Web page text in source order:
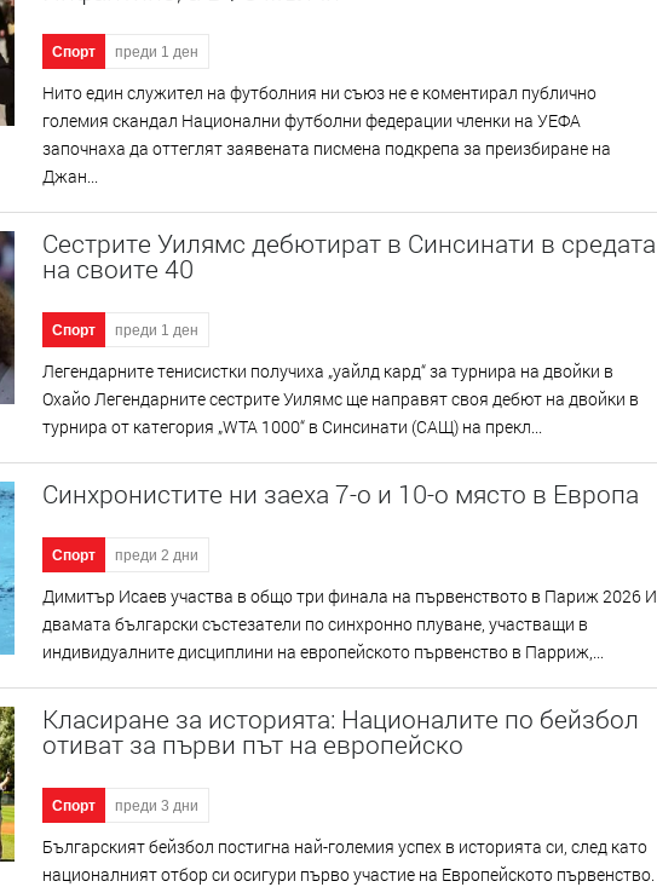
Спорт преди 1 ден
Нито един служител на футболния ни съюз не е коментирал публично
големия скандал Национални футболни федерации членки на УЕФА
започнаха да оттеглят заявената писмена подкрепа за преизбиране на
Джан...
Сестрите Уилямс дебютират в Синсинати в средата
на своите 40
Спорт преди 1 ден
Легендарните тенисистки получиха „уайлд кард“ за турнира на двойки в
Охайо Легендарните сестрите Уилямс ще направят своя дебют на двойки в
турнира от категория „WTA 1000“ в Синсинати (САЩ) на прекл...
Синхронистите ни заеха 7-о и 10-о място в Европа
Спорт преди 2 дни
Димитър Исаев участва в общо три финала на първенството в Париж 2026 И
двамата български състезатели по синхронно плуване, участващи в
индивидуалните дисциплини на европейското първенство в Парриж,...
Класиране за историята: Националите по бейзбол
отиват за първи път на европейско
Спорт преди 3 дни
Българският бейзбол постигна най-големия успех в историята си, след като
националният отбор си осигури първо участие на Европейското първенство.